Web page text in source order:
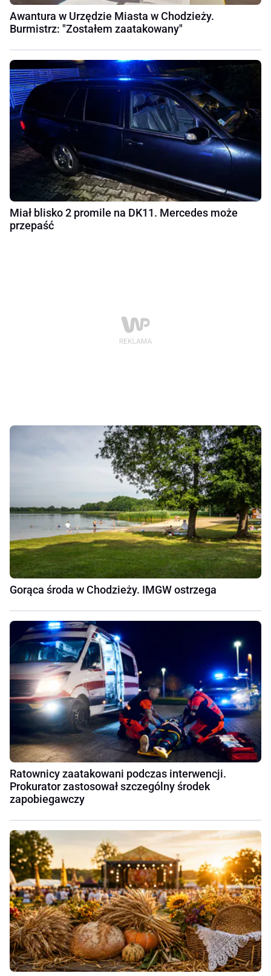
Awantura w Urzędzie Miasta w Chodzieży.
Burmistrz: "Zostałem zaatakowany"
Miał blisko 2 promile na DK11. Mercedes może
przepaść
Gorąca środa w Chodzieży. IMGW ostrzega
Ratownicy zaatakowani podczas interwencji.
Prokurator zastosował szczególny środek
zapobiegawczy